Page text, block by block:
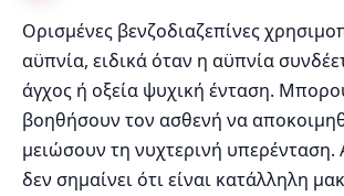
Ορισμένες βενζοδιαζεπίνες
αϋπνία, ειδικά όταν η αϋπνία
άγχος ή οξεία ψυχική ένταση.
βοηθήσουν τον ασθενή να
μειώσουν τη νυχτερινή
δεν σημαίνει ότι είναι κατάλληλη